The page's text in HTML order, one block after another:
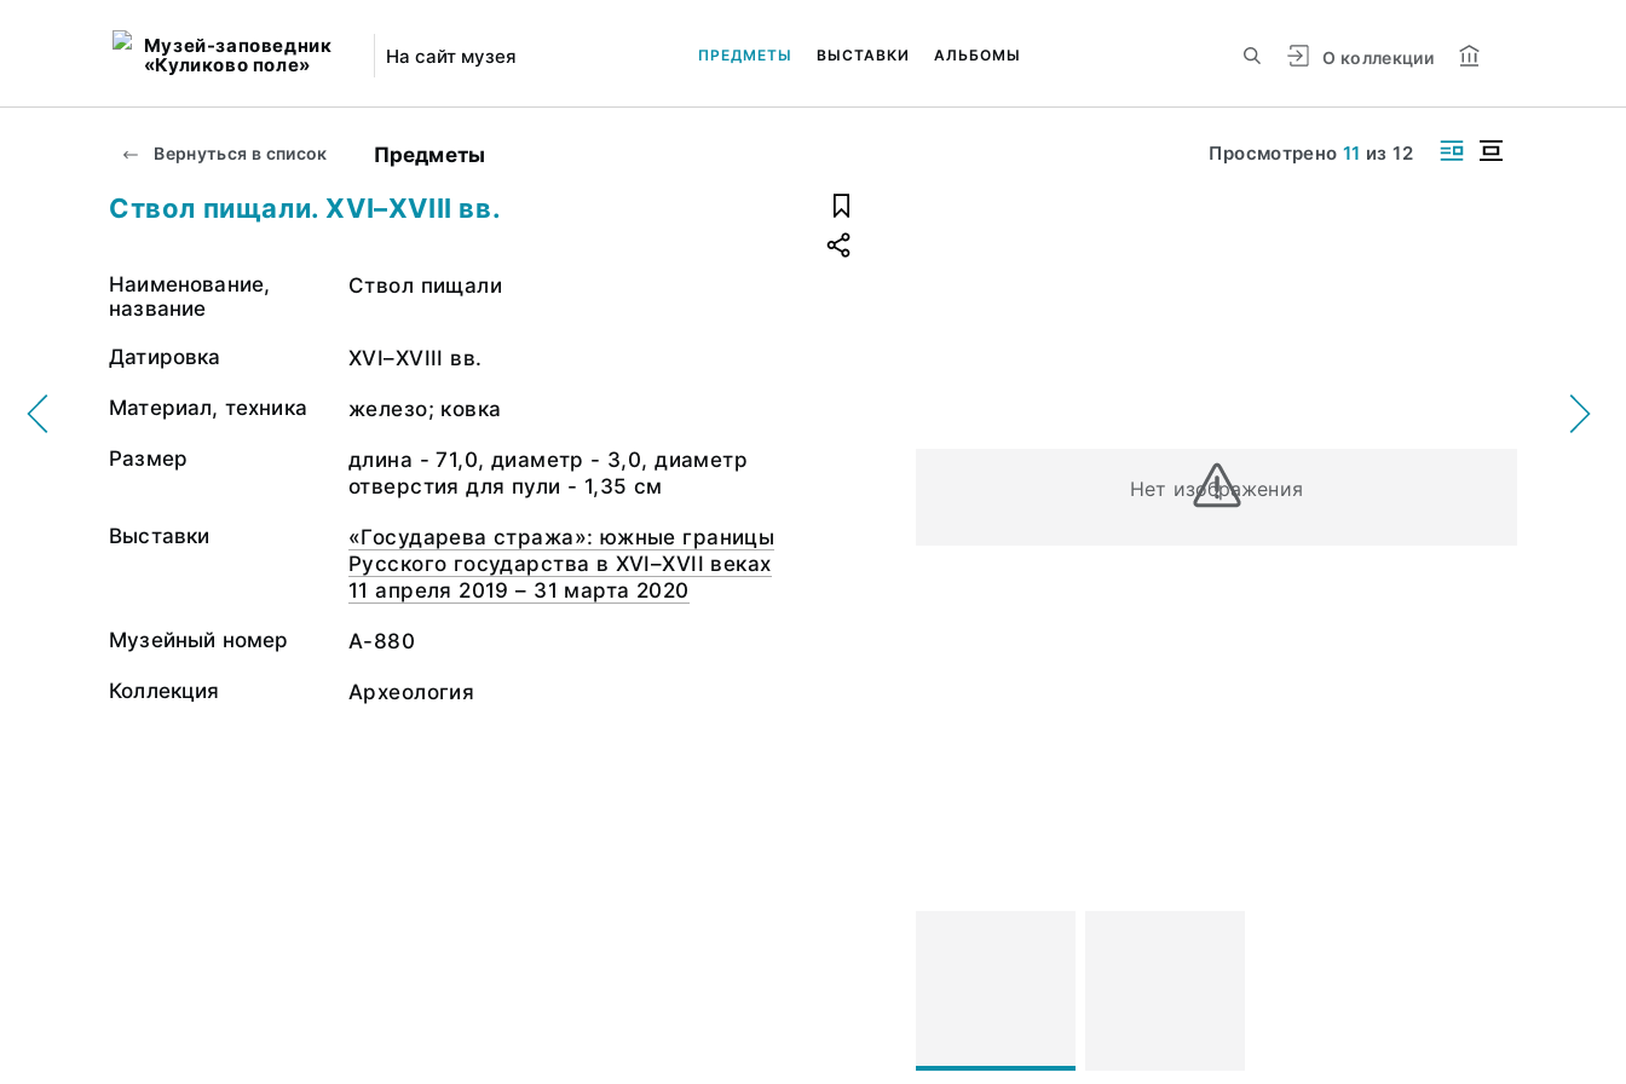
Музей-заповедник
«Куликово поле»
На сайт музея О коллекции
ПРЕДМЕТЫ ВЫСТАВКИ АЛЬБОМЫ
Вернуться в список Предметы Просмотрено 11 из12
Нет изображения
Ствол пищали. XVI–XVIII вв.
Наименование,
название
Ствол пищали
Датировка XVI–XVIII вв.
Материал, техника железо; ковка
Размер
длина - 71,0, диаметр - 3,0, диаметр
отверстия для пули - 1,35 см
Выставки
«Государева стража»: южные границы
Русского государства в XVI–XVII веках
11 апреля 2019 – 31 марта 2020
Музейный номер А-880
Коллекция Археология